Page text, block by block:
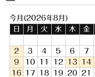
今月(2026年8月)
日
月 火 水 木 金
2
3 4 5 6 7
9
10 11 12 13 14
16
17 18 19 20 21